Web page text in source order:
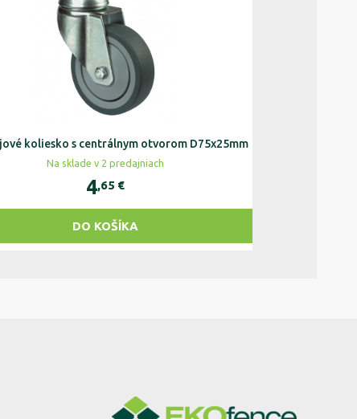
koliesko s centrálnym otvorom D75x25mm
Na sklade v 2 predajniach
4,65 €
DO KOŠÍKA